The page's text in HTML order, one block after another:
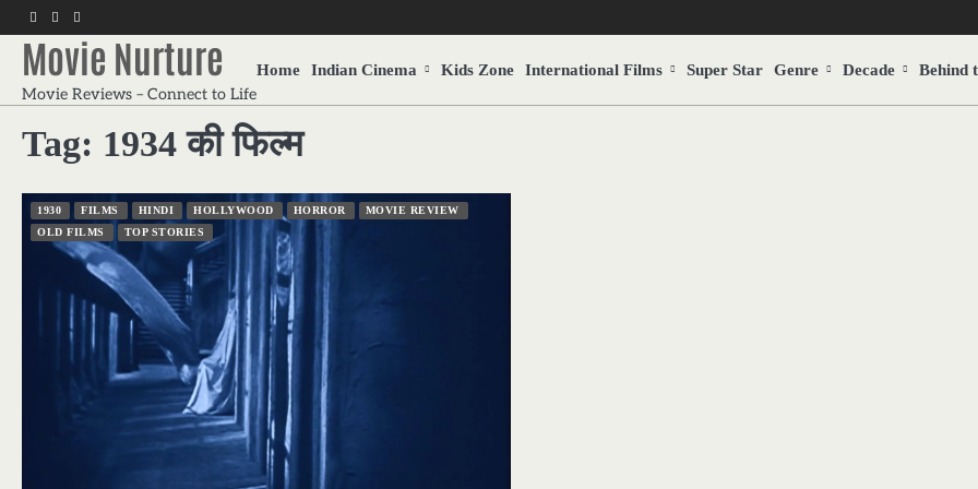
to
content
f twitterpinterest
Movie Nurture
Movie Reviews – Connect to Life
Home Indian Cinema Kids Zone International Films Super Star Genre Decade Behind
Tag: 1934 की फिल्म
1930 FILMS HINDI HOLLYWOOD HORROR
MOVIE REVIEW
OLD FILMS
TOP STORIES